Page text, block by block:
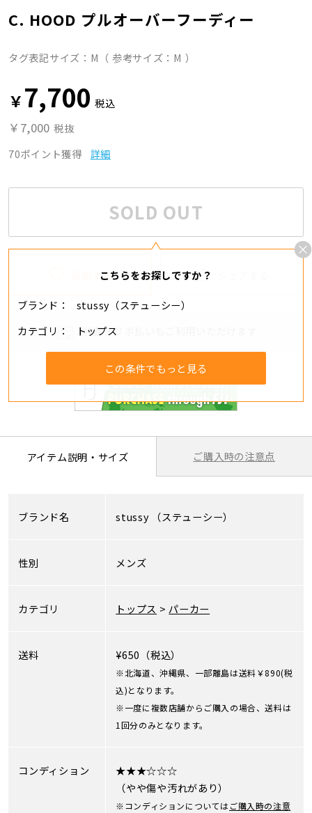
C. HOOD プルオーバーフーディー
タグ表記サイズ：M（ 参考サイズ：M ）
￥7,700 税込
￥7,000 税抜
70ポイント獲得
詳細
SOLD OUT
こちらをお探しですか？
ブランド
stussy（ステューシー）
カテゴリ
トップス
この条件でもっと見る
追加する
分割・リボ払いもご利用いただけます
アイテム説明・サイズ ご購入時の注意点
ブランド名 stussy（ステューシー）
性別 メンズ
カテゴリ トップス > パーカー
送料 ¥650（税込）
※北海道、沖縄県、一部離島は送料￥890(税
込)となります。
※一度に複数店舗からご購入の場合、送料は
1回分のみとなります。
コンディション
★★★☆☆☆
（やや傷や汚れがあり）
※コンディションについてはご購入時の注意